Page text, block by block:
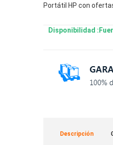
Portátil HP con
Disponibilidad
Descripción